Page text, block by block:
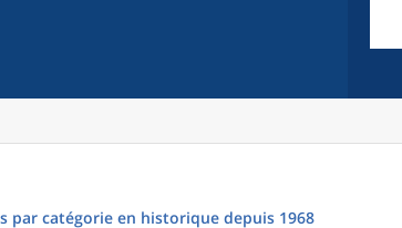
par catégorie en historique depuis 1968